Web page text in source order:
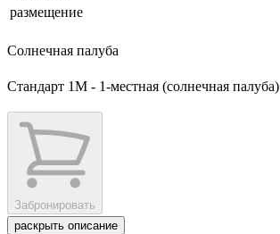
размещение
Солнечная палуба
Стандарт 1М - 1-местная (солнечная палуба)
Забронировать
раскрыть описание